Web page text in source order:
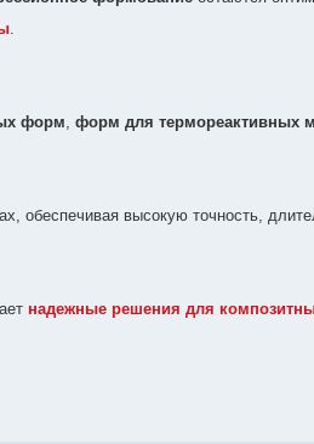
форм форм для термореактивных
обеспечивая высокую точность,
надежные решения для